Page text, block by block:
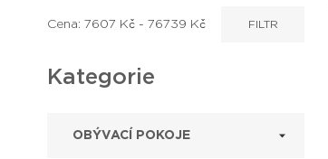
Cena: 7607 Kč - 76739 Kč FILTR
Kategorie
OBÝVACÍ POKOJE